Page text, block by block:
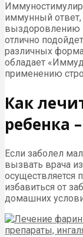
иммунный ответ,
выздоровлению
отлично
различных
обладает
применению
Как
ребенка
Если заболел
вызвать врача
осуществляется
избавиться от
домашних